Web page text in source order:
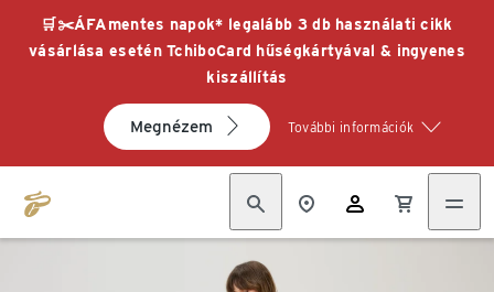
🛒✂️ÁFAmentes napok* legalább 3 db használati cikk
vásárlása esetén TchiboCard hűségkártyával & ingyenes
kiszállítás
Megnézem További információk